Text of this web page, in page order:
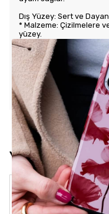
Dış Yüzey: Sert ve
* Malzeme: Çizilmelere
yüzey.
* Tasarım: Benzersiz ve
Kullanım Kolaylığı
* Tuş Erişimi: Tuşlara
sunar.
* Uyum: Telefonunuza
bir his verir.
Yorumlar
Crystal Sage